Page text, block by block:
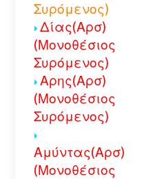
Συρόμενος)
Δίας(Αρσ)
(Μονοθέσιος
Συρόμενος)
Αρης(Αρσ)
(Μονοθέσιος
Συρόμενος)
Αμύντας(Αρσ)
(Μονοθέσιος